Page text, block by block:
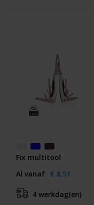
Fix multitool
Al vanaf € 8,51
4 werkdag(en)